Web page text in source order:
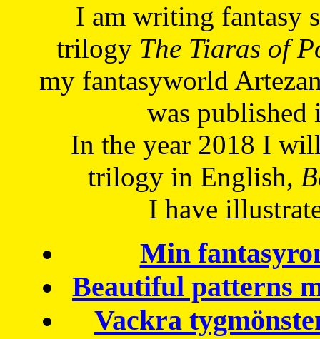
I am writing fantasy
trilogy The Tiaras of
my fantasyworld
was published
In the year 2018 I
trilogy in English,
I have
Min
Beautiful patterns
Vackra